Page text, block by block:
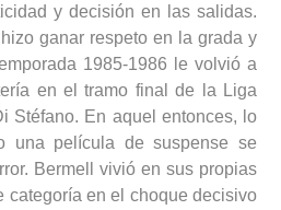
y decisión en las salidas.
ganar respeto en la grada y
1985-1986 le volvió a
en el tramo final de la Liga
Stéfano. En aquel entonces, lo
una película de suspense se
Bermell vivió en sus propias
categoría en el choque decisivo